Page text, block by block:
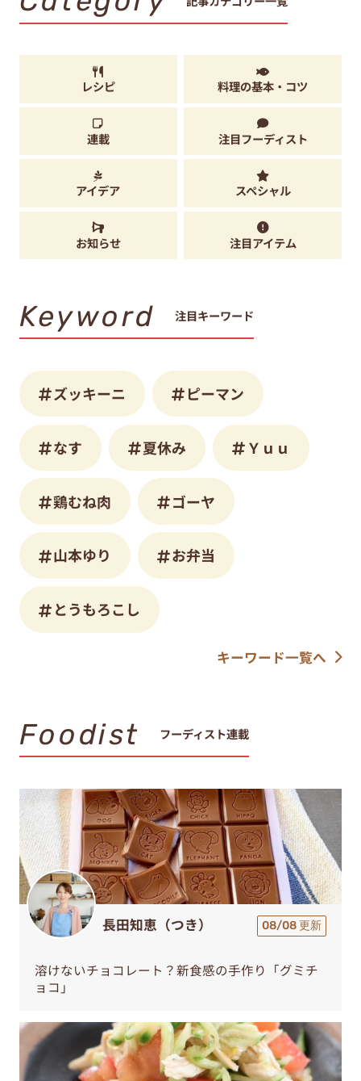
レシピ 料理の基本・コツ
連載 注目フーディスト
アイデア スペシャル
お知らせ 注目アイテム
Keyword 注目キーワード
ズッキーニ ピーマン
なす 夏休み Ｙｕｕ
鶏むね肉 ゴーヤ
山本ゆり お弁当
とうもろこし
キーワード一覧へ
Foodist フーディスト連載
長田知恵（つき） 08/08 更新
溶けないチョコレート？新食感の手作り「グミチ
ョコ」